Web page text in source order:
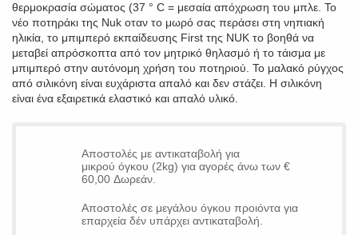
θερμοκρασία σώματος (37 ° C = μεσαία απόχρωση του μπλε. Το
νέο ποτηράκι της Nuk οταν το μωρό σας περάσει στη νηπιακή
ηλικία, το μπιμπερό εκπαίδευσης First της NUK το βοηθά να
μεταβεί απρόσκοπτα από τον μητρικό θηλασμό ή το τάισμα με
μπιμπερό στην αυτόνομη χρήση του ποτηριού. Το μαλακό ρύγχος
από σιλικόνη είναι ευχάριστα απαλό και δεν στάζει. Η σιλικόνη
είναι ένα εξαιρετικά ελαστικό και απαλό υλικό.
Αποστολές με αντικαταβολή για
μικρού όγκου (2kg) για αγορές άνω των €
60,00 Δωρεάν.
Αποστολές σε μεγάλου όγκου προιόντα για
επαρχεία δέν υπάρχει αντικαταβολή.